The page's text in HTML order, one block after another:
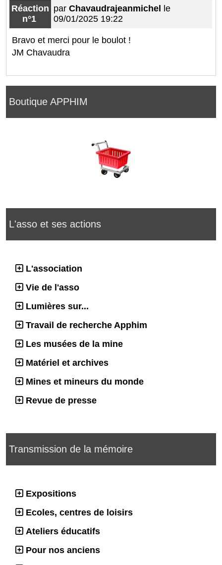
Boutique APPHIM
L'asso et ses actions
L'association
Vie de l'asso
Lumières sur...
Travail de recherche Apphim
Les musées de la mine
Matériel et archives
Mines et mineurs du monde
Revue de presse
Transmission de la mémoire
Expositions
Ecoles, centres de loisirs
Ateliers éducatifs
Pour nos anciens
Réaction
n°1
parChavaudrajeanmichel
le
09/01/2025 19:22
Bravo et merci pour le boulot !
JM Chavaudra